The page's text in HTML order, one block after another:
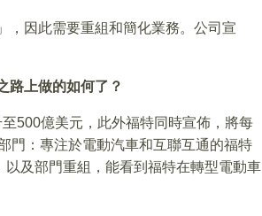
，因此需要重組和簡化業務。公司宣
路上做的如何了？
500億美元，此外福特同時宣佈，將每
門：專注於電動汽車和互聯互通的福特
及部門重組，能看到福特在轉型電動車